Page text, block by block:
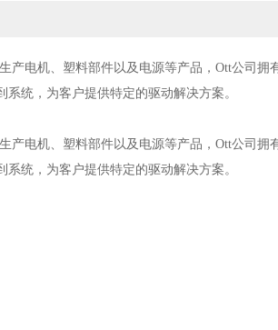
产电机、塑料部件以及电源等产品，Ott公司拥
统，为客户提供特定的驱动解决方案。
产电机、塑料部件以及电源等产品，Ott公司拥
统，为客户提供特定的驱动解决方案。